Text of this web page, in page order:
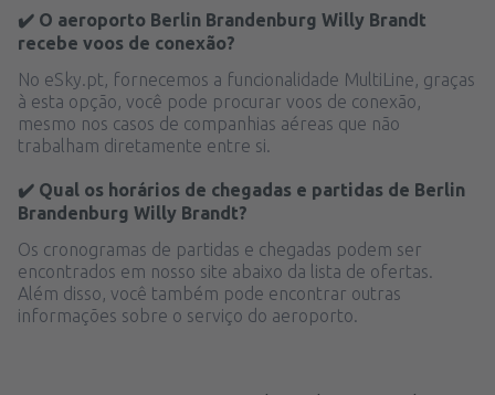
✔️ O aeroporto Berlin Brandenburg Willy Brandt
recebe voos de conexão?
No eSky.pt, fornecemos a funcionalidade MultiLine, graças
à esta opção, você pode procurar voos de conexão,
mesmo nos casos de companhias aéreas que não
trabalham diretamente entre si.
✔️ Qual os horários de chegadas e partidas de Berlin
Brandenburg Willy Brandt?
Os cronogramas de partidas e chegadas podem ser
encontrados em nosso site abaixo da lista de ofertas.
Além disso, você também pode encontrar outras
informações sobre o serviço do aeroporto.